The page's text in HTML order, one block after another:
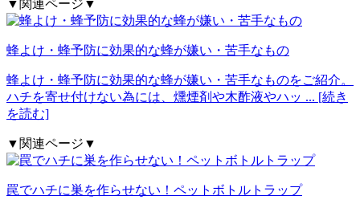
▼関連ページ▼
蜂よけ・蜂予防に効果的な蜂が嫌い・苦手なもの
蜂よけ・蜂予防に効果的な蜂が嫌い・苦手なものをご紹介。
ハチを寄せ付けない為には、燻煙剤や木酢液やハッ ... [続き
を読む]
▼関連ページ▼
罠でハチに巣を作らせない！ペットボトルトラップ